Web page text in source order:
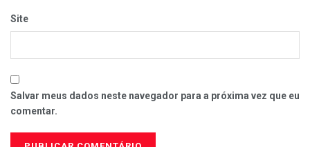
Site
Salvar meus dados neste navegador para a próxima vez que eu
comentar.